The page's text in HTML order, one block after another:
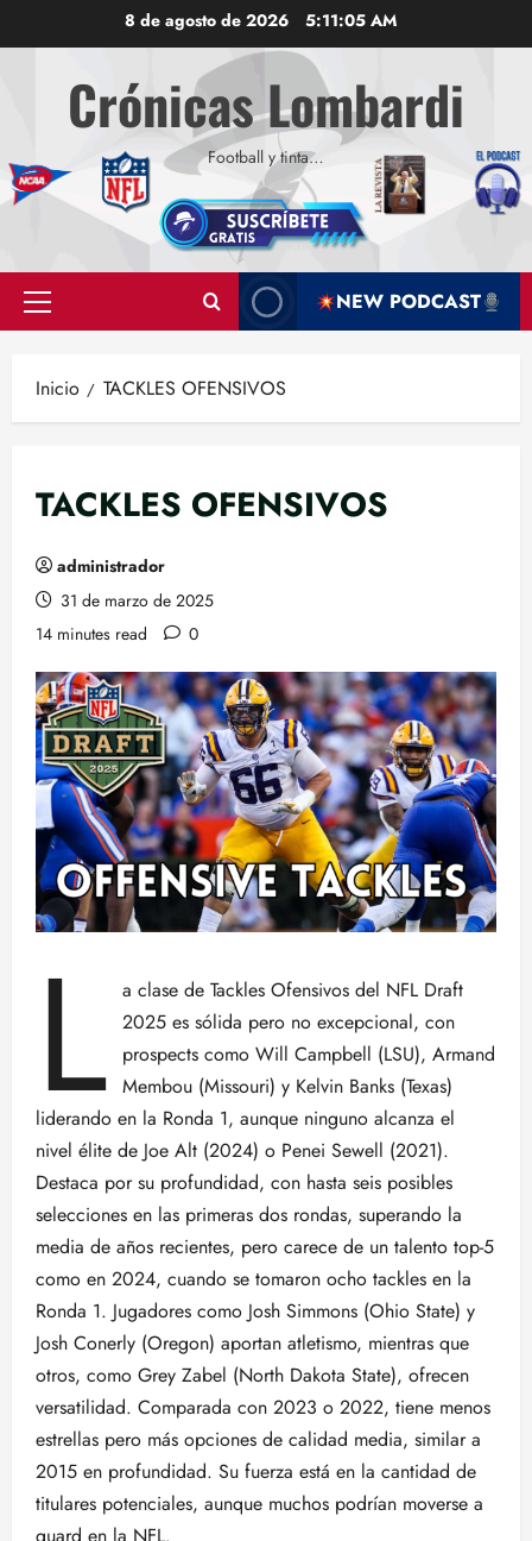
al
contenido
8 de agosto de 2026 5:11:06 AM
Crónicas Lombardi
Football y tinta…
Menú
NEW PODCAST
Inicio TACKLES OFENSIVOS
TACKLES OFENSIVOS
administrador
31 de marzo de 2025
14 minutes read
0
L a clase de Tackles Ofensivos del NFL Draft
2025 es sólida pero no excepcional, con
prospects como Will Campbell (LSU), Armand
Membou (Missouri) y Kelvin Banks (Texas)
liderando en la Ronda 1, aunque ninguno alcanza el
nivel élite de Joe Alt (2024) o Penei Sewell (2021).
Destaca por su profundidad, con hasta seis posibles
selecciones en las primeras dos rondas, superando la
media de años recientes, pero carece de un talento top-5
como en 2024, cuando se tomaron ocho tackles en la
Ronda 1. Jugadores como Josh Simmons (Ohio State) y
Josh Conerly (Oregon) aportan atletismo, mientras que
otros, como Grey Zabel (North Dakota State), ofrecen
versatilidad. Comparada con 2023 o 2022, tiene menos
estrellas pero más opciones de calidad media, similar a
2015 en profundidad. Su fuerza está en la cantidad de
titulares potenciales, aunque muchos podrían moverse a
guard en la NFL.